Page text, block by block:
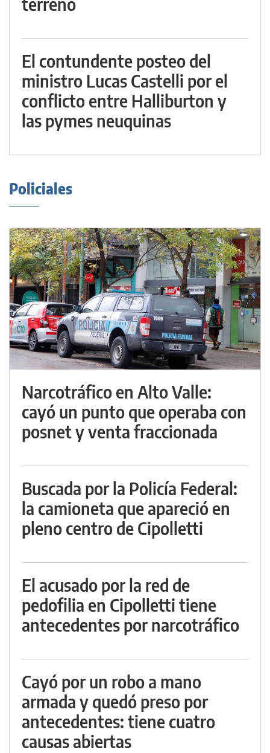
El contundente posteo del
ministro Lucas Castelli por el
conflicto entre Halliburton y
las pymes neuquinas
Policiales
Narcotráfico en Alto Valle:
cayó un punto que operaba con
posnet y venta fraccionada
Buscada por la Policía Federal:
la camioneta que apareció en
pleno centro de Cipolletti
El acusado por la red de
pedofilia en Cipolletti tiene
antecedentes por narcotráfico
Cayó por un robo a mano
armada y quedó preso por
antecedentes: tiene cuatro
causas abiertas